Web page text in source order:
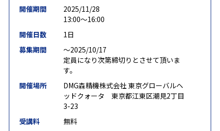
開催期間
2025/11/28
13:00～16:00
開催日数
1日
募集期間
〜2025/10/17
定員になり次第締切りとさせて頂いま
す。
開催場所
DMG森精機株式会社 東京グローバルヘ
ッドクォータ 東京都江東区潮見2丁目
3-23
受講料
無料